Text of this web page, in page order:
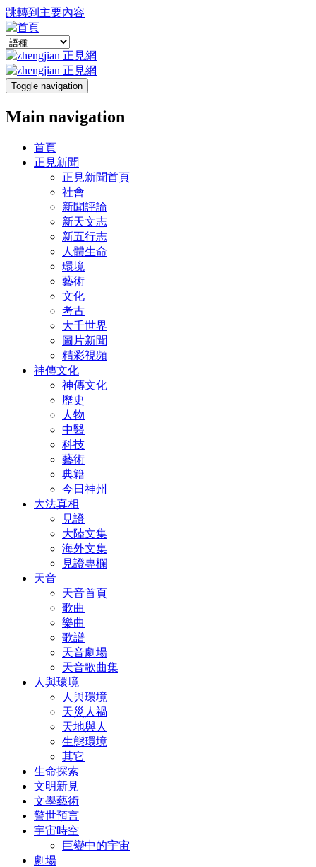
跳轉到主要內容
Toggle navigation
Main navigation
首頁
正見新聞
正見新聞首頁
社會
新聞評論
新天文志
新五行志
人體生命
環境
藝術
文化
考古
大千世界
圖片新聞
精彩視頻
神傳文化
神傳文化
歷史
人物
中醫
科技
藝術
典籍
今日神州
大法真相
見證
大陸文集
海外文集
見證專欄
天音
天音首頁
歌曲
樂曲
歌譜
天音劇場
天音歌曲集
人與環境
人與環境
天災人禍
天地與人
生態環境
其它
生命探索
文明新見
文學藝術
警世預言
宇宙時空
巨變中的宇宙
劇場